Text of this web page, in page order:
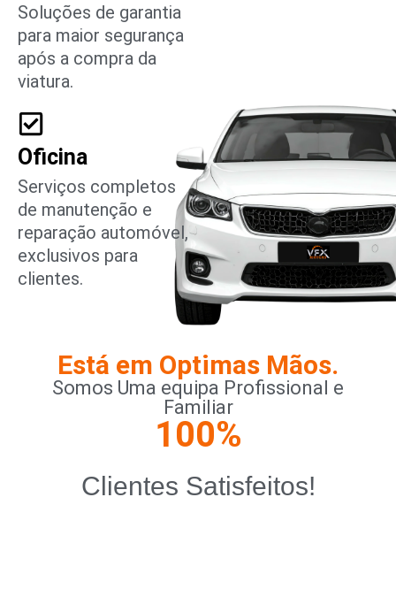
Soluções de garantia
para maior segurança
após a compra da
viatura.
Oficina
Serviços completos
de manutenção e
reparação automóvel,
exclusivos para
clientes.
Está em Optimas Mãos.
Somos Uma equipa Profissional e
Familiar
Clientes Satisfeitos!
100%